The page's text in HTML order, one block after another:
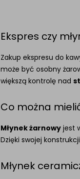
Ekspres czy
Zakup ekspresu do
może być osobny
większą kontrolę nad
Co można
Młynek żarnowy jest
Dzięki swojej
Młynek